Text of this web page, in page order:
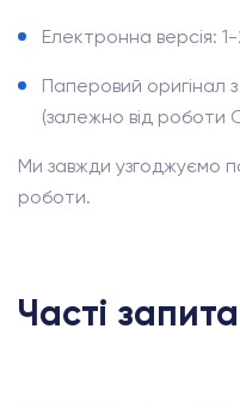
Електронна версія: 1-
Паперовий оригінал
(залежно від роботи
Ми завжди узгоджуємо
роботи.
Часті